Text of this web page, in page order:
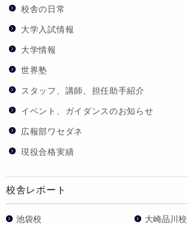
校舎の日常
大学入試情報
大学情報
世界塾
スタッフ、講師、担任助手紹介
イベント、ガイダンスのお知らせ
広報部ワセダネ
現役合格実績
校舎レポート
池袋校 大崎品川校